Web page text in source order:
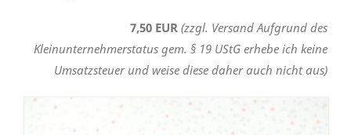
7,50 EUR (zzgl. Versand Aufgrund des
Kleinunternehmerstatus gem. § 19 UStG erhebe ich keine
Umsatzsteuer und weise diese daher auch nicht aus)